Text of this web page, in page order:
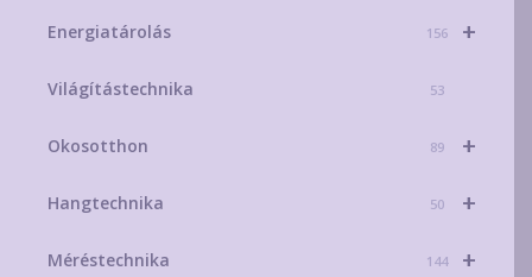
+
Energiatárolás 156
Világítástechnika 53
+
Okosotthon 89
+
Hangtechnika 50
+
Méréstechnika 144